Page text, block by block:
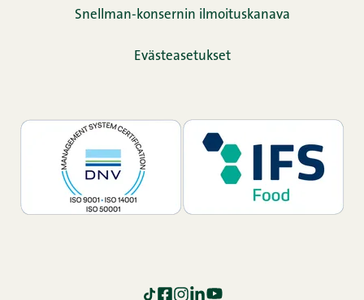
Snellman-konsernin ilmoituskanava
Evästeasetukset
TikTok
Facebook
Instagram
LinkedIn
YouTube